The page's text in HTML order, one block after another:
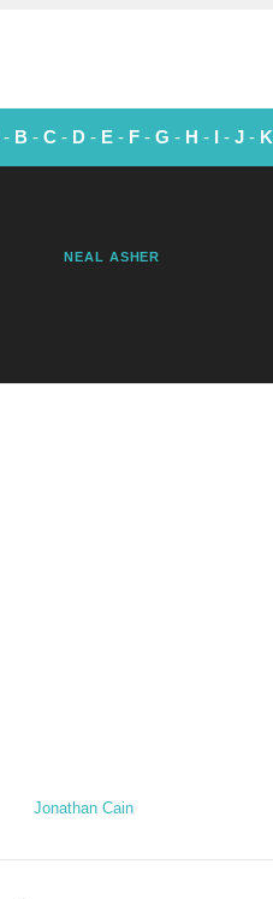
- B - C - D - E - F - G - H - I - J - K
NEAL ASHER
Jonathan Cain